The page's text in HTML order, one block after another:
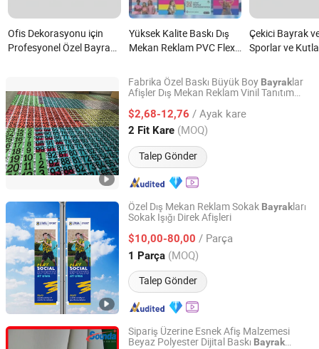
Ofis Dekorasyonu için
Profesyonel Özel Bayrak
Yüksek Kalite Baskı Dış
Mekan Reklam PVC Flex
Damla İp Bayrakları Yol
Kenarı Etkinlikleri için
Afişler nedir?
Çekici Bayrak
Sporlar ve
Fabrika Özel Baskı Büyük Boy Bayraklar
Afişler Dış Mekan Reklam Vinil Tanıtım
$2,68-12,76 / Ayak kare
2 Fit Kare (MOQ)
Talep Gönder
Foshan POS Exhibition System Co., Ltd.
Guangdong, China Fiyat 2024
Özel Dış Mekan Reklam Sokak Bayrakları
Sokak Işığı Direk Afişleri
$10,00-80,00 / Parça
1 Parça (MOQ)
Talep Gönder
FLAG ADVERTISING (BEIJING) LIMITED
Beijing, China Fiyat 2016
Sipariş Üzerine Esnek Afiş Malzemesi
Beyaz Polyester Dijital Baskı Bayrak